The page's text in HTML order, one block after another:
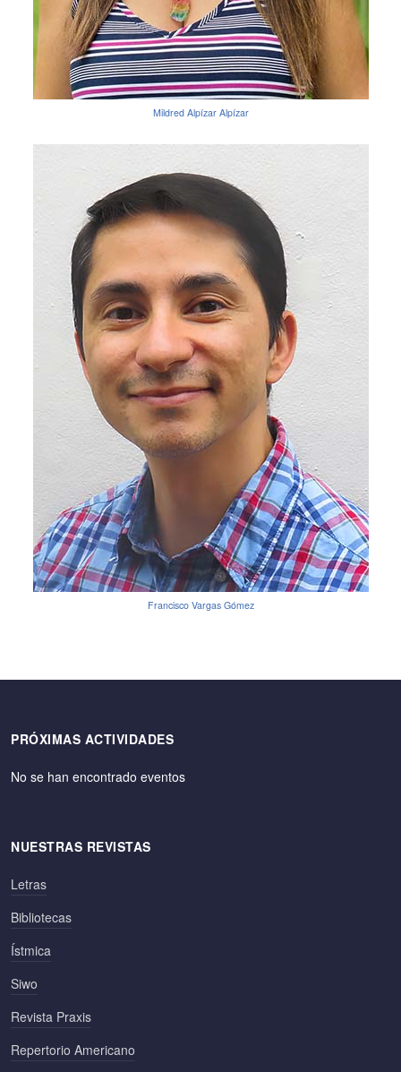
Mildred Alpízar Alpízar
Francisco Vargas Gómez
PRÓXIMAS ACTIVIDADES
No se han encontrado eventos
NUESTRAS REVISTAS
Letras
Bibliotecas
Ístmica
Siwo
Revista Praxis
Repertorio Americano